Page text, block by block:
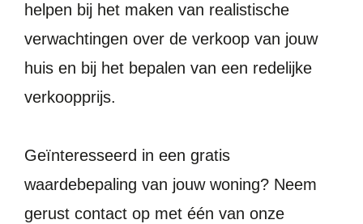
helpen bij het maken van realistische
verwachtingen over de verkoop van jouw
huis en bij het bepalen van een redelijke
verkoopprijs.
Geïnteresseerd in een gratis
waardebepaling van jouw woning? Neem
gerust contact op met één van onze